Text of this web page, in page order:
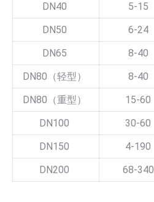
DN40
5-15
DN50
6-24
DN65
8-40
DN80（轻型）
8-40
DN80（重型）
15-60
DN100
30-60
DN150
4-190
DN200
68-340